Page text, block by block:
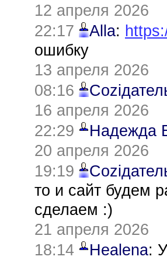
12 апреля 2026
22:17
Alla:
ошибку
13 апреля 2026
08:16
16 апреля 2026
22:29
Надежда
20 апреля 2026
19:19
то и сайт будем
сделаем :)
21 апреля 2026
18:14
Healena: